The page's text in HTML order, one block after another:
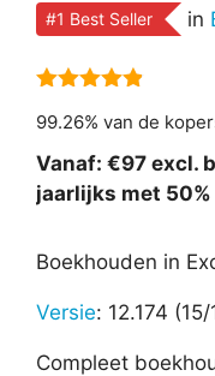
#1 Best Seller in
99.26% van de
Vanaf: €97 excl.
jaarlijks met
Boekhouden in
Versie: 12.174
Compleet